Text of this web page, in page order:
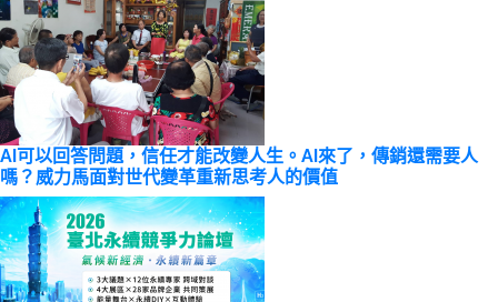
AI可以回答問題，信任才能改變人生。AI來了，傳銷還需要人
嗎？威力馬面對世代變革重新思考人的價值